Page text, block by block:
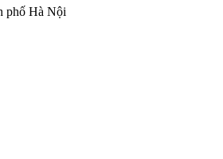
phố Hà Nội